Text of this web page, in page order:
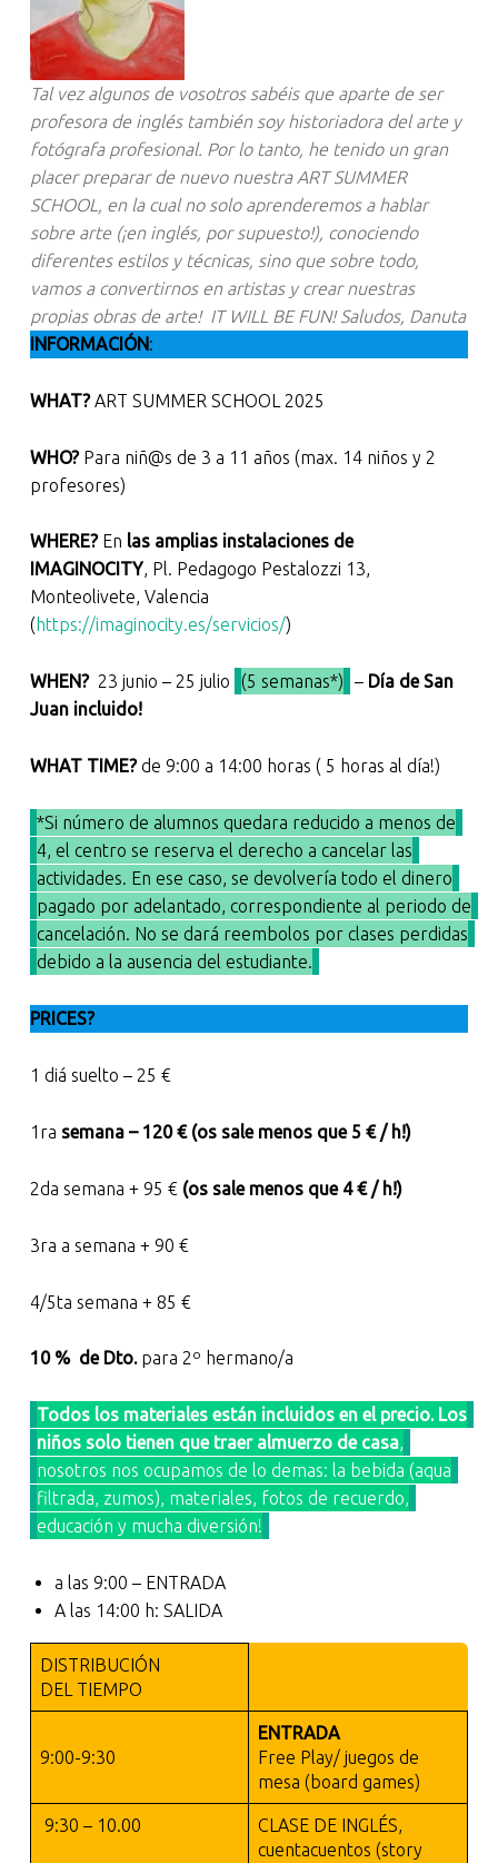
Tal vez algunos de vosotros sabéis que aparte de ser
profesora de inglés también soy historiadora del arte y
fotógrafa profesional. Por lo tanto, he tenido un gran
placer preparar de nuevo nuestra ART SUMMER
SCHOOL, en la cual no solo aprenderemos a hablar
sobre arte (¡en inglés, por supuesto!), conociendo
diferentes estilos y técnicas, sino que sobre todo,
vamos a convertirnos en artistas y crear nuestras
propias obras de arte! IT WILL BE FUN! Saludos, Danuta
INFORMACIÓN:
WHAT?ART SUMMER SCHOOL 2025
WHO? Para niñ@s de 3 a 11 años (max. 14 niños y 2
profesores)
WHERE?En las amplias instalaciones de
IMAGINOCITY, Pl. Pedagogo Pestalozzi 13,
Monteolivete, Valencia
( https://imaginocity.es/servicios/)
WHEN? 23 junio – 25 julio (5 semanas*) – Día de San
Juan incluido!
WHAT TIME?de 9:00 a 14:00 horas ( 5 horas al día!)
*Si número de alumnos quedara reducido a menos de
4, el centro se reserva el derecho a cancelar las
actividades. En ese caso, se devolvería todo el dinero
pagado por adelantado, correspondiente al periodo de
cancelación. No se dará reembolos por clases perdidas
debido a la ausencia del estudiante.
PRICES?
1 diá suelto – 25 €
1ra semana – 120 € (os sale menos que 5 € / h!)
2da semana + 95 € (os sale menos que 4 € / h!)
3ra a semana + 90 €
4/5ta semana + 85 €
10 % de Dto.para 2º hermano/a
Todos los materiales están incluidos en el precio. Los
niños solo tienen que traer almuerzo de casa,
nosotros nos ocupamos de lo demas: la bebida (aqua
filtrada, zumos), materiales, fotos de recuerdo,
educación y mucha diversión!
a las 9:00 – ENTRADA
A las 14:00 h: SALIDA
DISTRIBUCIÓN
DEL TIEMPO
9:00-9:30
ENTRADA
Free Play/ juegos de
mesa (board games)
9:30 – 10.00
CLASE DE INGLÉS,
cuentacuentos (story